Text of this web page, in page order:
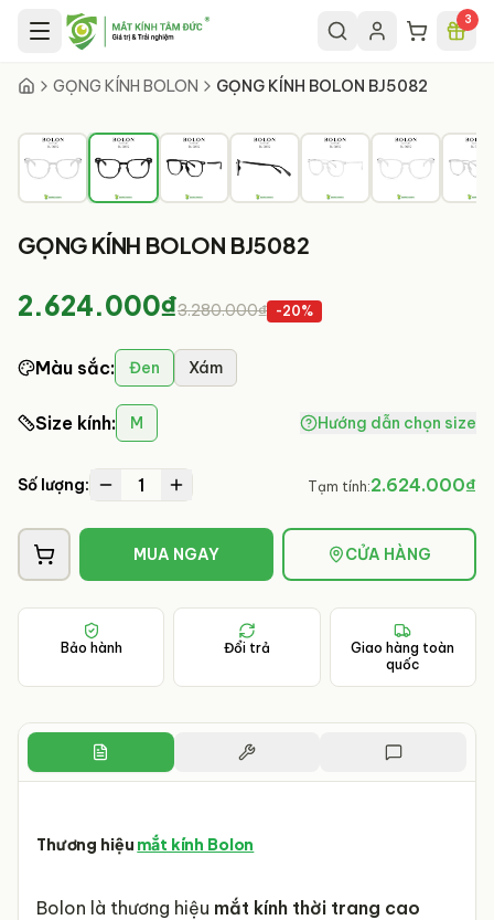
Chuyển đến nội dung chính 3
GỌNG KÍNH BOLON GỌNG KÍNH BOLON BJ5082
2/
GỌNG KÍNH BOLON BJ5082
2.624.000₫3.280.000₫ -20%
Màu sắc: Đen Xám
Size kính: M Hướng dẫn chọn size
Số lượng: 1 Tạm tính:2.624.000₫
MUA NGAY CỬA HÀNG
Bảo hành Đổi trả
Giao hàng toàn
quốc
Thương hiệu mắt kính Bolon
Bolon là thương hiệu mắt kính thời trang cao